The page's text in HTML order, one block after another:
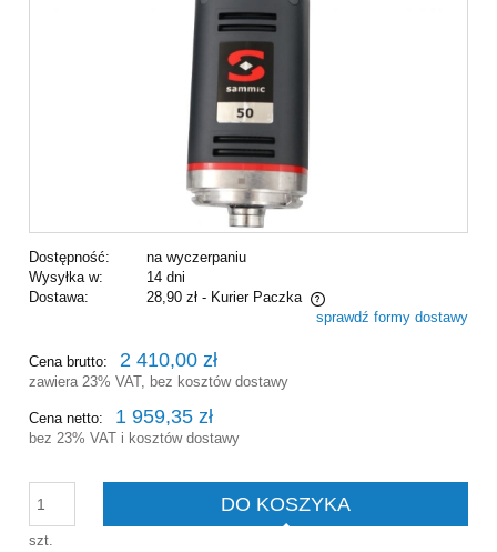
Dostępność:
na wyczerpaniu
Wysyłka w:
14 dni
Dostawa:
28,90 zł - Kurier Paczka
Cena nie zawiera ewentualnych kosztów płatnościsprawdź formy dostawy
Cena brutto: 2 410,00 zł
zawiera 23% VAT, bez kosztów dostawy
Cena netto: 1 959,35 zł
bez 23% VAT i kosztów dostawy
szt.
DO KOSZYKA